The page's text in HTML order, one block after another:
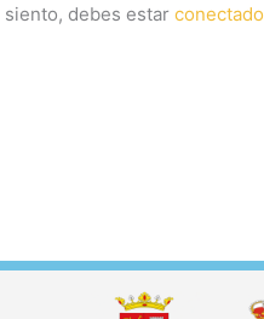
siento, debes estarconectado